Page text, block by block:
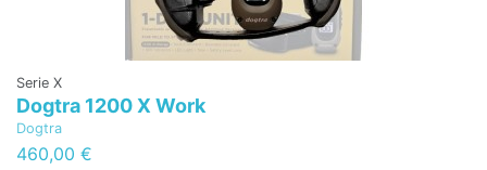
Serie X
Dogtra 1200 X Work
Dogtra
460,00 €